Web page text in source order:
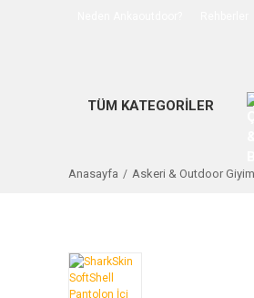
TÜM KATEGORİLER
Anasayfa Askeri & Outdoor Giyim